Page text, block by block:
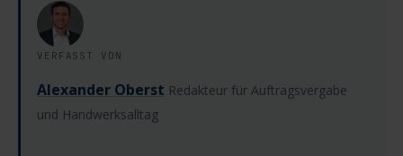
VERFASST VON
Alexander Oberst Redakteur für Auftragsvergabe
und Handwerksalltag